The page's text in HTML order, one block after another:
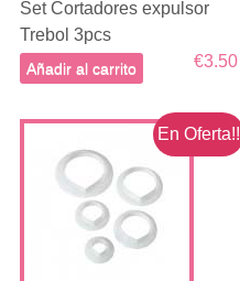
Set Cortadores expulsor
Trebol 3pcs
€3.50
Añadir al carrito
En Oferta!!